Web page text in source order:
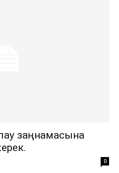
заңнамасына
0